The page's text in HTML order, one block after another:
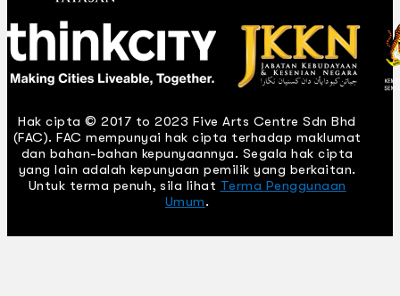
Hak cipta © 2017 to 2023 Five Arts Centre Sdn Bhd
(FAC). FAC mempunyai hak cipta terhadap maklumat
dan bahan-bahan kepunyaannya. Segala hak cipta
yang lain adalah kepunyaan pemilik yang berkaitan.
Untuk terma penuh, sila lihat Terma Penggunaan
Umum.